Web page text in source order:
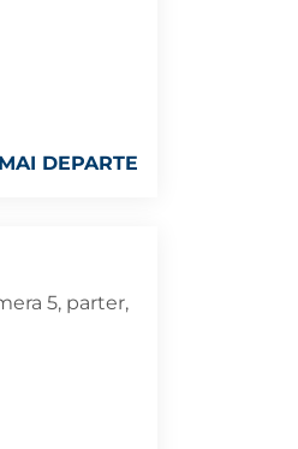
MAI DEPARTE
5, parter,